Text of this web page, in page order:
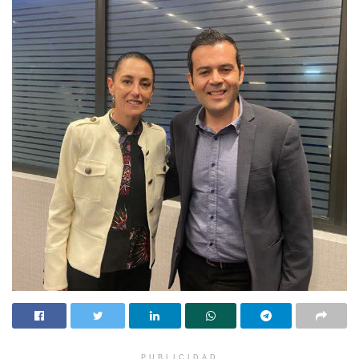
ingiriendo, sin darnos cuenta, plomo, metal que se acumula en
nuestro cuerpo y a largo plazo provocar graves daños en la salud
(1,4). La preocupación por la exposición al plomo a través de
utensilios de barro en México cobró mayor relevancia a partir de
1991. Una niña de 7 años de origen estadounidense que se
encontraba de vacaciones en nuestro país bebió una limonada
elaborada y almacenada en una olla de barro vidriado compuesta
de una sustancia conocida como Greta cuyo componente principal
es el plomo. La niña regresó a su país y enfermó resultando en los
exámenes clínicos niveles de plomo en sangre cuatro veces
superiores al limite de seguridad norteamericano. El origen de la
intoxicación se atribuyó al uso de alfarería vidriada (4).
Más de tres décadas después, la exposición al plomo derivada de
la alfarería vidriada continúa siendo un desafío para la Salud
Pública en nuestro país. Diversos estudios han asociado el uso de
utensilios de barro con concentraciones elevadas de plomo en
PUBLICIDAD